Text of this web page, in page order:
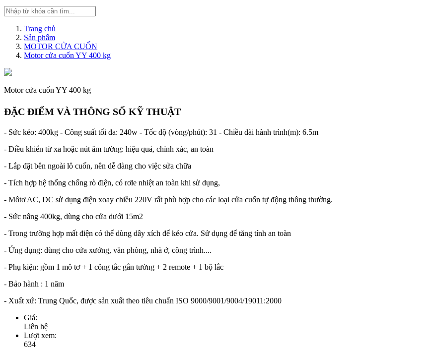
Trang chủ
Sản phẩm
MOTOR CỬA CUỐN
Motor cửa cuốn YY 400 kg
Motor cửa cuốn YY 400 kg
ĐẶC ĐIỂM VÀ THÔNG SỐ KỸ THUẬT
- Sức kéo: 400kg - Công suất tối đa: 240w - Tốc độ (vòng/phút): 31 - Chiều dài hành trình(m): 6.5m
- Điều khiển từ xa hoặc nút âm tường: hiệu quả, chính xác, an toàn
- Lắp đặt bên ngoài lô cuốn, nên dễ dàng cho việc sửa chữa
- Tích hợp hệ thống chống rò điện, có rơle nhiệt an toàn khi sử dụng,
- Môtơ AC, DC sử dụng điện xoay chiều 220V rất phù hợp cho các loại cửa cuốn tự động thông thường.
- Sức nâng 400kg, dùng cho cửa dưới 15m2
- Trong trường hợp mất điện có thể dùng dây xích để kéo cửa. Sử dụng để tăng tính an toàn
- Ứng dụng: dùng cho cửa xưởng, văn phòng, nhà ở, công trình....
- Phụ kiện: gồm 1 mô tơ + 1 công tắc gắn tường + 2 remote + 1 bộ lắc
- Bảo hành : 1 năm
- Xuất xứ: Trung Quốc, được sản xuất theo tiêu chuẩn ISO 9000/9001/9004/19011:2000
Giá:
Liên hệ
Lượt xem:
634